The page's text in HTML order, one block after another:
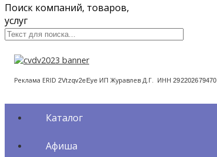
Поиск компаний, товаров,
услуг
Реклама ERID 2Vtzqv2eEye ИП Журавлев Д.Г. ИНН292202679470
Каталог
Афиша